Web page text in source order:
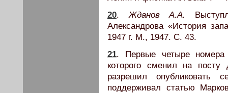
20. Жданов А.А.
Александрова «История
1947 г. М., 1947. С. 43.
21. Первые четыре
которого сменил на
разрешил опубликовать
поддерживал статью